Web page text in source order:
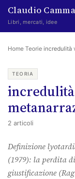
Claudio
Libri, mercati, idee
Home
Writings
Curated
Learning log
Episteme Advisory
Indice
Home·Teorie·incredulità
TEORIA
2 articoli
Definizione
(1979): la perdita
giustificazione